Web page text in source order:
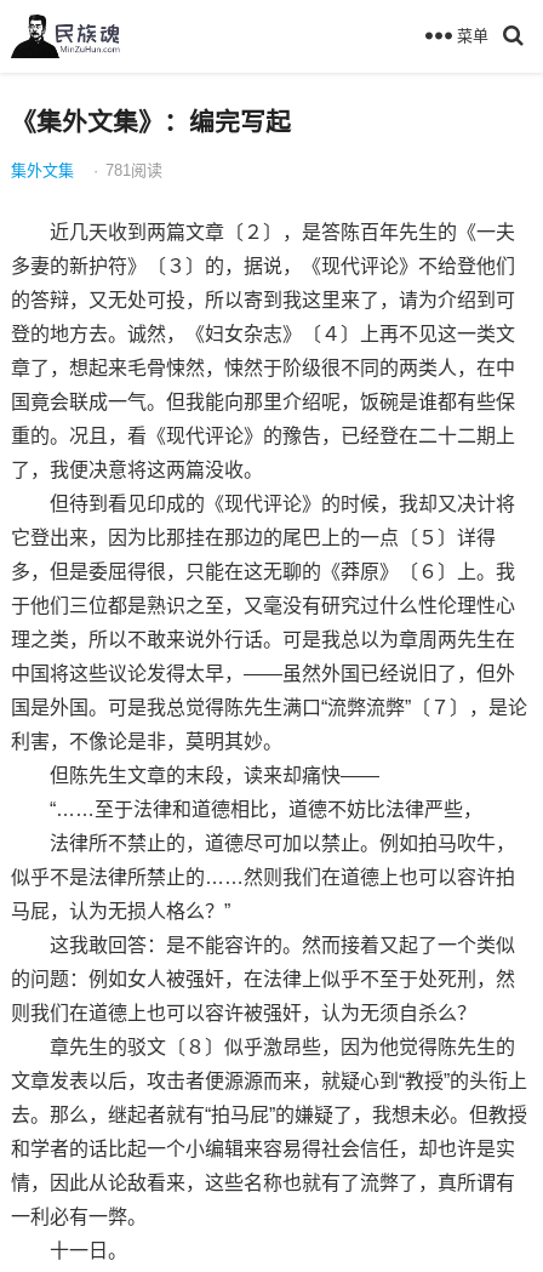
菜单
《集外文集》：编完写起
集外文集 · 781 阅读
近几天收到两篇文章〔２〕，是答陈百年先生的《一夫
多妻的新护符》〔３〕的，据说，《现代评论》不给登他们
的答辩，又无处可投，所以寄到我这里来了，请为介绍到可
登的地方去。诚然，《妇女杂志》〔４〕上再不见这一类文
章了，想起来毛骨悚然，悚然于阶级很不同的两类人，在中
国竟会联成一气。但我能向那里介绍呢，饭碗是谁都有些保
重的。况且，看《现代评论》的豫告，已经登在二十二期上
了，我便决意将这两篇没收。
但待到看见印成的《现代评论》的时候，我却又决计将
它登出来，因为比那挂在那边的尾巴上的一点〔５〕详得
多，但是委屈得很，只能在这无聊的《莽原》〔６〕上。我
于他们三位都是熟识之至，又毫没有研究过什么性伦理性心
理之类，所以不敢来说外行话。可是我总以为章周两先生在
中国将这些议论发得太早，——虽然外国已经说旧了，但外
国是外国。可是我总觉得陈先生满口“流弊流弊”〔７〕，是论
利害，不像论是非，莫明其妙。
但陈先生文章的末段，读来却痛快——
“……至于法律和道德相比，道德不妨比法律严些，
法律所不禁止的，道德尽可加以禁止。例如拍马吹牛，
似乎不是法律所禁止的……然则我们在道德上也可以容许拍
马屁，认为无损人格么？”
这我敢回答：是不能容许的。然而接着又起了一个类似
的问题：例如女人被强奸，在法律上似乎不至于处死刑，然
则我们在道德上也可以容许被强奸，认为无须自杀么？
章先生的驳文〔８〕似乎激昂些，因为他觉得陈先生的
文章发表以后，攻击者便源源而来，就疑心到“教授”的头衔上
去。那么，继起者就有“拍马屁”的嫌疑了，我想未必。但教授
和学者的话比起一个小编辑来容易得社会信任，却也许是实
情，因此从论敌看来，这些名称也就有了流弊了，真所谓有
一利必有一弊。
十一日。